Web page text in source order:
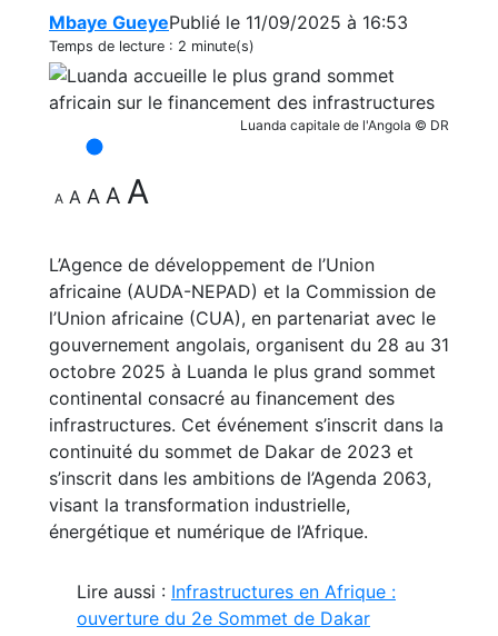
Mbaye GueyePublié le 11/09/2025 à 16:53
Temps de lecture : 2 minute(s)
Luanda capitale de l'Angola © DR
A A A A A
L’Agence de développement de l’Union
africaine (AUDA-NEPAD) et la Commission de
l’Union africaine (CUA), en partenariat avec le
gouvernement angolais, organisent du 28 au 31
octobre 2025 à Luanda le plus grand sommet
continental consacré au financement des
infrastructures. Cet événement s’inscrit dans la
continuité du sommet de Dakar de 2023 et
s’inscrit dans les ambitions de l’Agenda 2063,
visant la transformation industrielle,
énergétique et numérique de l’Afrique.
Lire aussi : Infrastructures en Afrique :
ouverture du 2e Sommet de Dakar